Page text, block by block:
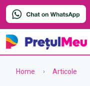
Home Articole